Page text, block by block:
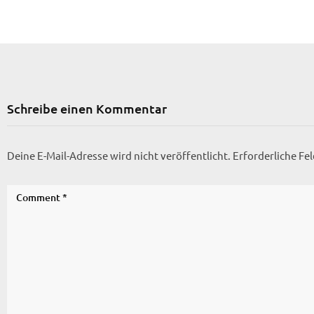
Schreibe einen Kommentar
Deine E-Mail-Adresse wird nicht veröffentlicht. Erforderliche